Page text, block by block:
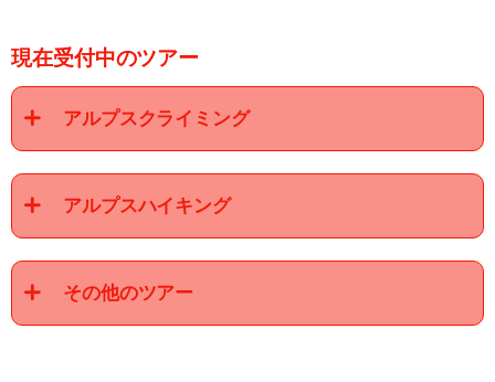
現在受付中のツアー
アルプスクライミング
アルプスハイキング
その他のツアー